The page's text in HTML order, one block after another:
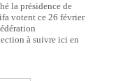
la présidence de
votent ce 26 février
à suivre ici en